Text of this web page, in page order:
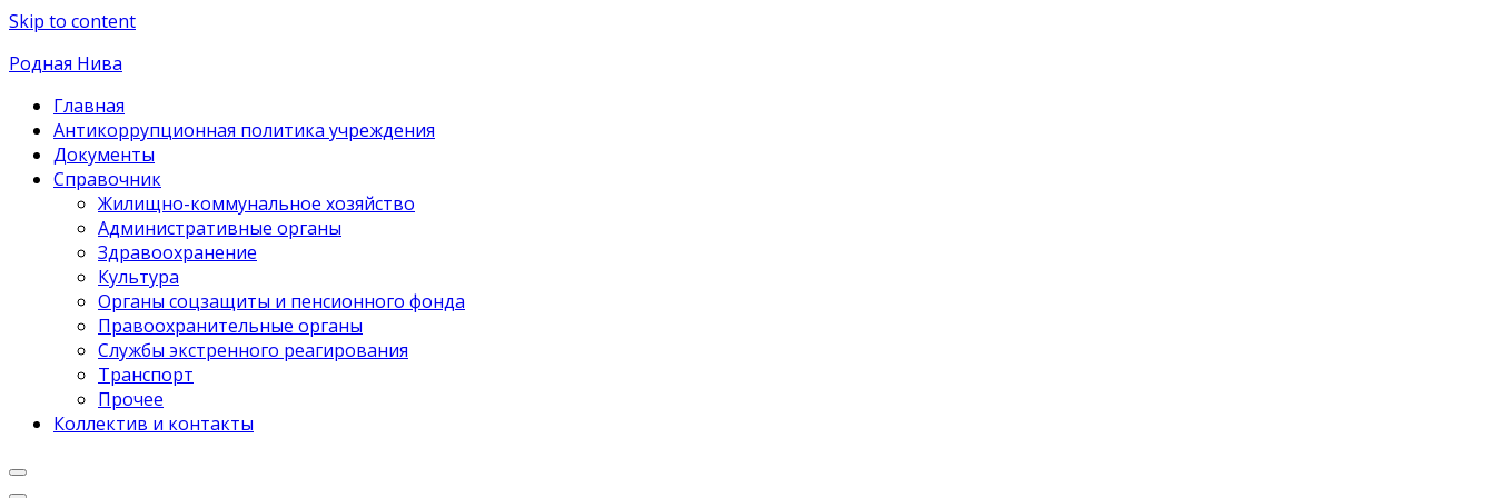
Skip to content
Родная Нива
Главная
Антикоррупционная политика учреждения
Документы
Справочник
Жилищно-коммунальное хозяйство
Административные органы
Здравоохранение
Культура
Органы соцзащиты и пенсионного фонда
Правоохранительные органы
Службы экстренного реагирования
Транспорт
Прочее
Коллектив и контакты